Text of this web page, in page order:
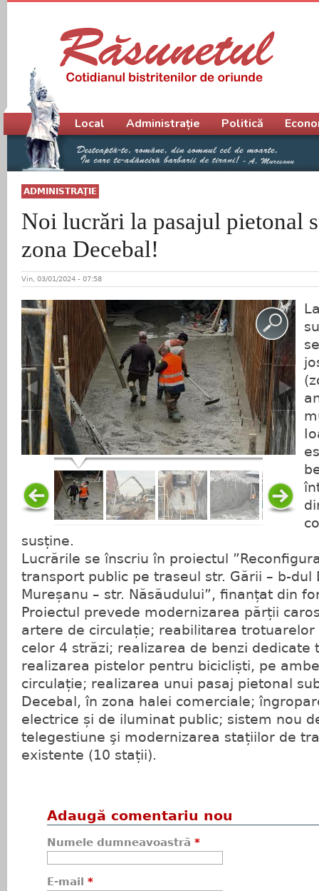
ADMINISTRAŢIE
Noi lucrări la pasajul pietonal
zona Decebal!
Vin, 03/01/2024 - 07:58
susține.
Lucrările se înscriu în proiectul
transport public pe traseul str. Gării – b-dul
Mureșanu – str. Năsăudului”, finanțat din
Proiectul prevede modernizarea părții
artere de circulație; reabilitarea
celor 4 străzi; realizarea de benzi dedicate
realizarea pistelor pentru bicicliști, pe
circulație; realizarea unui pasaj pietonal
Decebal, în zona halei comerciale;
electrice și de iluminat public; sistem nou
telegestiune şi modernizarea stațiilor de
existente (10 stații).
Adaugă comentariu nou
Numele dumneavoastră *
E-mail *
Meniu principal
Local Administrație Politică